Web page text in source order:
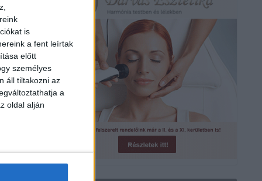
is
a fent leírtak
előtt
személyes
áll tiltakozni az
a
oldal alján